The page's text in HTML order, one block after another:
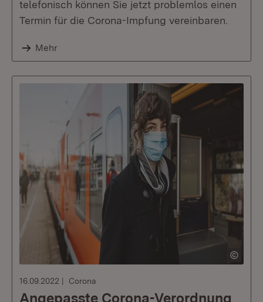
telefonisch können Sie jetzt problemlos einen
Termin für die Corona-Impfung vereinbaren.
Mehr
16.09.2022 Corona
Angepasste Corona-Verordnung